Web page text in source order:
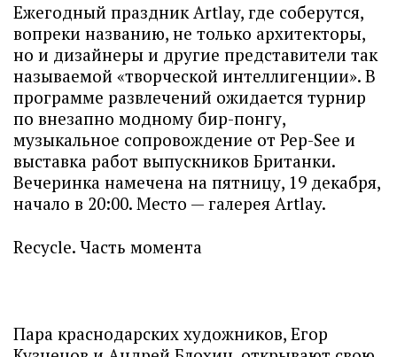
Ежегодный праздник Artlay, где соберутся,
вопреки названию, не только архитекторы,
но и дизайнеры и другие представители так
называемой «творческой интеллигенции». В
программе развлечений ожидается турнир
по внезапно модному бир-понгу,
музыкальное сопровождение от Pep-See и
выставка работ выпускников Британки.
Вечеринка намечена на пятницу, 19 декабря,
начало в 20:00. Место — галерея Artlay.
Recycle. Часть момента
Пара краснодарских художников, Егор